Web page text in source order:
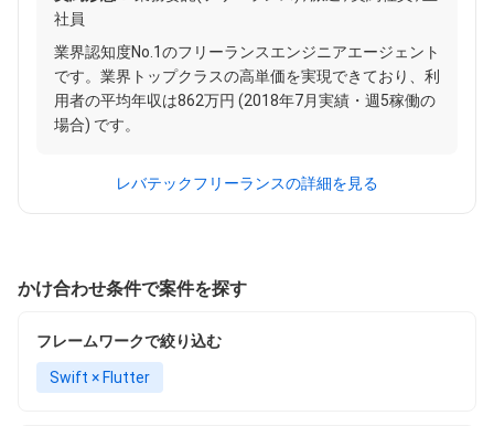
社員
業界認知度No.1のフリーランスエンジニアエージェント
です。業界トップクラスの高単価を実現できており、利
用者の平均年収は862万円 (2018年7月実績・週5稼働の
場合) です。
レバテックフリーランスの詳細を見る
かけ合わせ条件で案件を探す
フレームワークで絞り込む
Swift × Flutter